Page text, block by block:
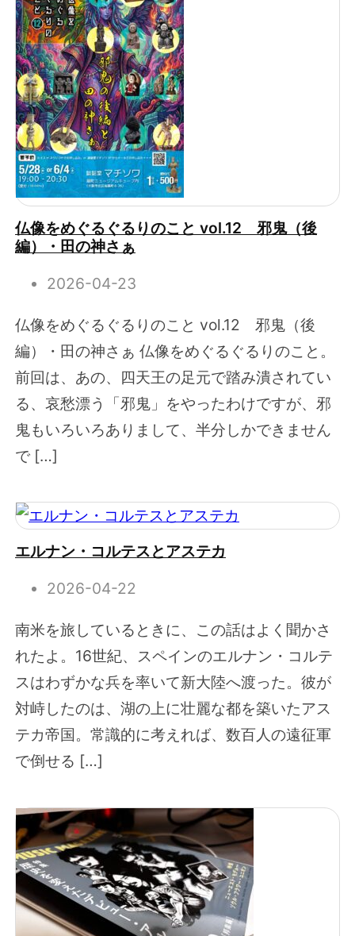
仏像をめぐるぐるりのこと vol.12 邪鬼（後
編）・田の神さぁ
2026-04-23
仏像をめぐるぐるりのこと vol.12 邪鬼（後
編）・田の神さぁ 仏像をめぐるぐるりのこと。
前回は、あの、四天王の足元で踏み潰されてい
る、哀愁漂う「邪鬼」をやったわけですが、邪
鬼もいろいろありまして、半分しかできません
で […]
エルナン・コルテスとアステカ
2026-04-22
南米を旅しているときに、この話はよく聞かさ
れたよ。16世紀、スペインのエルナン・コルテ
スはわずかな兵を率いて新大陸へ渡った。彼が
対峙したのは、湖の上に壮麗な都を築いたアス
テカ帝国。常識的に考えれば、数百人の遠征軍
で倒せる […]